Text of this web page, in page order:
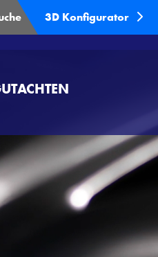
3D Konfigurator